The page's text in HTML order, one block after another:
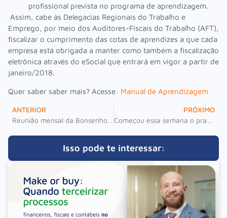
profissional prevista no programa de aprendizagem.
Assim, cabe às Delegacias Regionais do Trabalho e
Emprego, por meio dos Auditores-Fiscais do Trabalho (AFT),
fiscalizar o cumprimento das cotas de aprendizes a que cada
empresa está obrigada a manter como também a fiscalização
eletrônica através do eSocial que entrará em vigor a partir de
janeiro/2018.
Quer saber saber mais? Acesse: Manual de Aprendizagem
ANTERIOR
PRÓXIMO
Isso pode te interessar: